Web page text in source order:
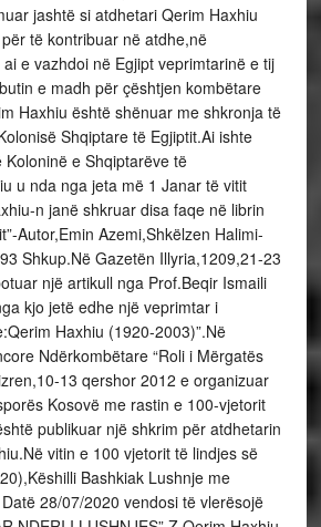
jashtë si atdhetari Qerim Haxhiu
për të kontribuar në atdhe,në
e vazhdoi në Egjipt veprimtarinë e tij
e madh për çështjen kombëtare
Haxhiu është shënuar me shkronja të
Shqiptare të Egjiptit.Ai ishte
Koloninë e Shqiptarëve të
u nda nga jeta më 1 Janar të vitit
n janë shkruar disa faqe në librin
Autor,Emin Azemi,Shkëlzen Halimi-
Shkup.Në Gazetën Illyria,1209,21-23
një artikull nga Prof.Beqir Ismaili
kjo jetë edhe një veprimtar i
Haxhiu (1920-2003)”.Në
Ndërkombëtare “Roli i Mërgatës
13 qershor 2012 e organizuar
Kosovë me rastin e 100-vjetorit
publikuar një shkrim për atdhetarin
vitin e 100 vjetorit të lindjes së
Bashkiak Lushnje me
28/07/2020 vendosi të vlerësojë